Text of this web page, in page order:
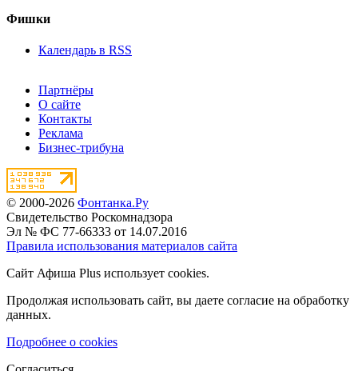
Фишки
Календарь в RSS
Партнёры
О сайте
Контакты
Реклама
Бизнес-трибуна
© 2000-2026 Фонтанка.Ру
Свидетельство Роскомнадзора
Эл № ФС 77-66333 от 14.07.2016
Правила использования материалов сайта
Сайт Афиша Plus использует cookies.
Продолжая использовать сайт, вы даете согласие на обработку
данных.
Подробнее о cookies